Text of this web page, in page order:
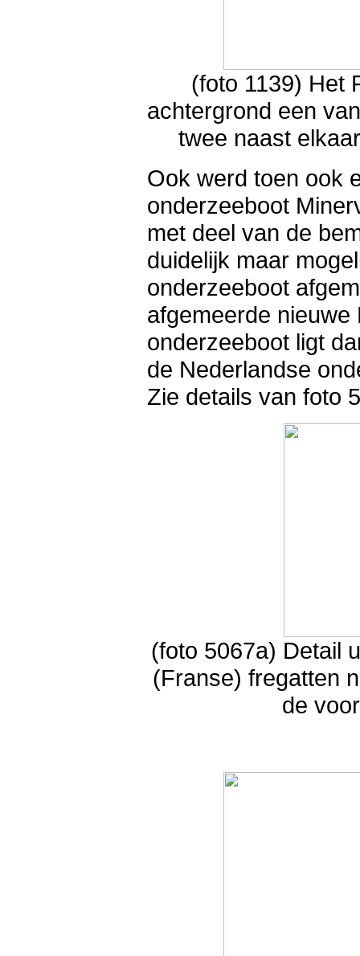
(foto 1139) Het
achtergrond een
twee naast
Ook werd toen ook
onderzeeboot
met deel van de
duidelijk maar
onderzeeboot
afgemeerde
onderzeeboot ligt
de Nederlandse
Zie details van foto
(foto 5067a) Detail
(Franse) fregatten
de